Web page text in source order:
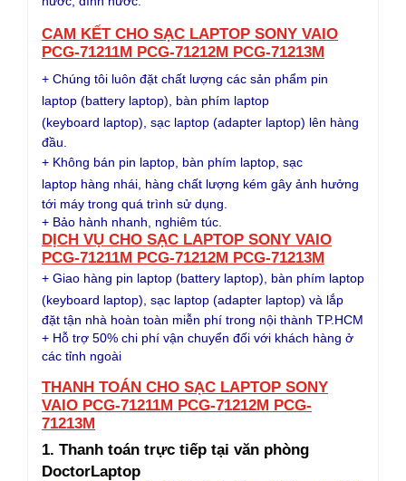
CAM KẾT CHO SẠC LAPTOP SONY VAIO
PCG-71211M PCG-71212M PCG-71213M
+ Chúng tôi luôn đặt chất lượng các sản phẩm pin
laptop (battery laptop), bàn phím laptop
(keyboard laptop), sạc laptop (adapter laptop) lên hàng
đầu.
+ Không bán pin laptop, bàn phím laptop , sạc
laptop hàng nhái, hàng chất lượng kém gây ảnh hưởng
tới máy trong quá trình sử dụng.
+ Bảo hành nhanh, nghiêm túc.
DỊCH VỤ CHO SẠC LAPTOP SONY VAIO
PCG-71211M PCG-71212M PCG-71213M
+ Giao hàng pin laptop (battery laptop), bàn phím laptop
(keyboard laptop), sạc laptop (adapter laptop) và lắp
đặt tận nhà hoàn toàn miễn phí trong nội thành TP.HCM
+ Hỗ trợ 50% chi phí vận chuyển đối với khách hàng ở
các tỉnh ngoài
THANH TOÁN CHO SẠC LAPTOP SONY
VAIO PCG-71211M PCG-71212M PCG-
71213M
1. Thanh toán trực tiếp tại văn phòng
DoctorLaptop